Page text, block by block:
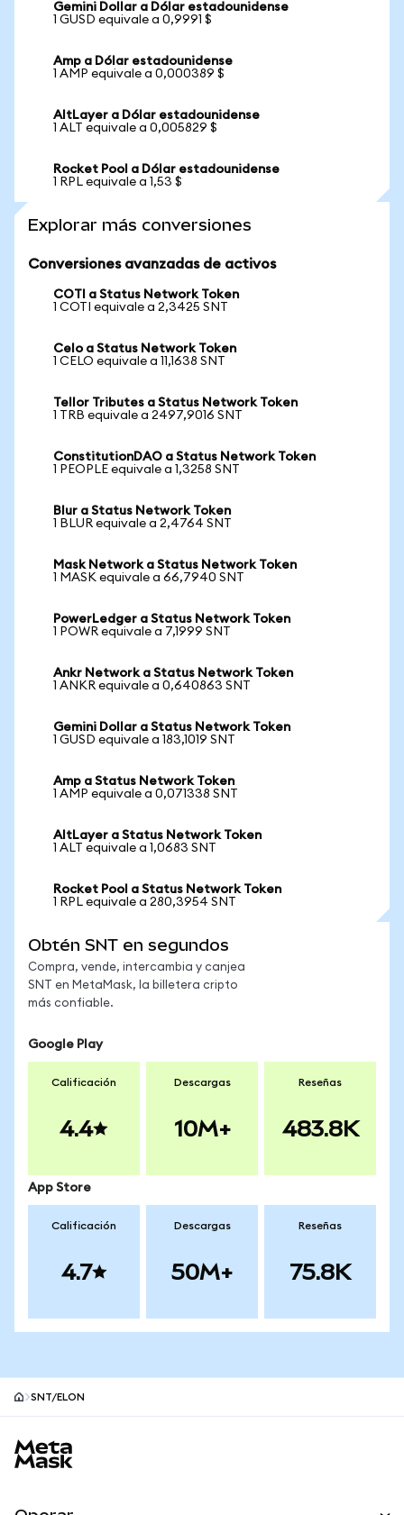
Gemini Dollar a Dólar estadounidense
1 GUSD equivale a 0,9991 $
Amp a Dólar estadounidense
1 AMP equivale a 0,000389 $
AltLayer a Dólar estadounidense
1 ALT equivale a 0,005829 $
Rocket Pool a Dólar estadounidense
1 RPL equivale a 1,53 $
Explorar más conversiones
Conversiones avanzadas de activos
COTI a Status Network Token
1 COTI equivale a 2,3425 SNT
Celo a Status Network Token
1 CELO equivale a 11,1638 SNT
Tellor Tributes a Status Network Token
1 TRB equivale a 2497,9016 SNT
ConstitutionDAO a Status Network Token
1 PEOPLE equivale a 1,3258 SNT
Blur a Status Network Token
1 BLUR equivale a 2,4764 SNT
Mask Network a Status Network Token
1 MASK equivale a 66,7940 SNT
PowerLedger a Status Network Token
1 POWR equivale a 7,1999 SNT
Ankr Network a Status Network Token
1 ANKR equivale a 0,640863 SNT
Gemini Dollar a Status Network Token
1 GUSD equivale a 183,1019 SNT
Amp a Status Network Token
1 AMP equivale a 0,071338 SNT
AltLayer a Status Network Token
1 ALT equivale a 1,0683 SNT
Rocket Pool a Status Network Token
1 RPL equivale a 280,3954 SNT
Obtén SNT en segundos
Compra, vende, intercambia y canjea
SNT en MetaMask, la billetera cripto
más confiable.
Google Play
Calificación
4.4
Descargas
10M+
Reseñas
483.8K
App Store
Calificación
4.7
Descargas
50M+
Reseñas
75.8K
SNT/ELON